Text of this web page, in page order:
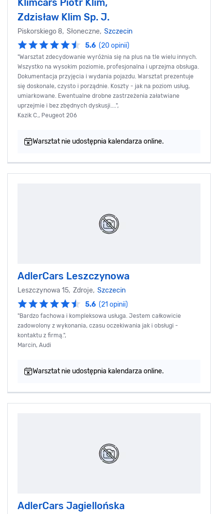
Klimcars Piotr Klim,
Zdzisław Klim Sp. J.
Piskorskiego 8, Słoneczne, Szczecin
5.6 (20 opinii)
"Warsztat zdecydowanie wyróżnia się na plus na tle wielu innych.
Wszystko na wysokim poziomie, profesjonalna i uprzejma obsługa.
Dokumentacja przyjęcia i wydania pojazdu. Warsztat prezentuje
się doskonale, czysto i porządnie. Koszty - jak na poziom usług,
umiarkowane. Ewentualne drobne zastrzeżenia załatwiane
uprzejmie i bez zbędnych dyskusji....",
Kazik C., Peugeot 206
Warsztat nie udostępnia kalendarza online.
AdlerCars Leszczynowa
Leszczynowa 15, Zdroje, Szczecin
5.6 (21 opinii)
"Bardzo fachowa i kompleksowa usługa. Jestem całkowicie
zadowolony z wykonania, czasu oczekiwania jak i obsługi -
kontaktu z firmą.",
Marcin, Audi
Warsztat nie udostępnia kalendarza online.
AdlerCars Jagiellońska